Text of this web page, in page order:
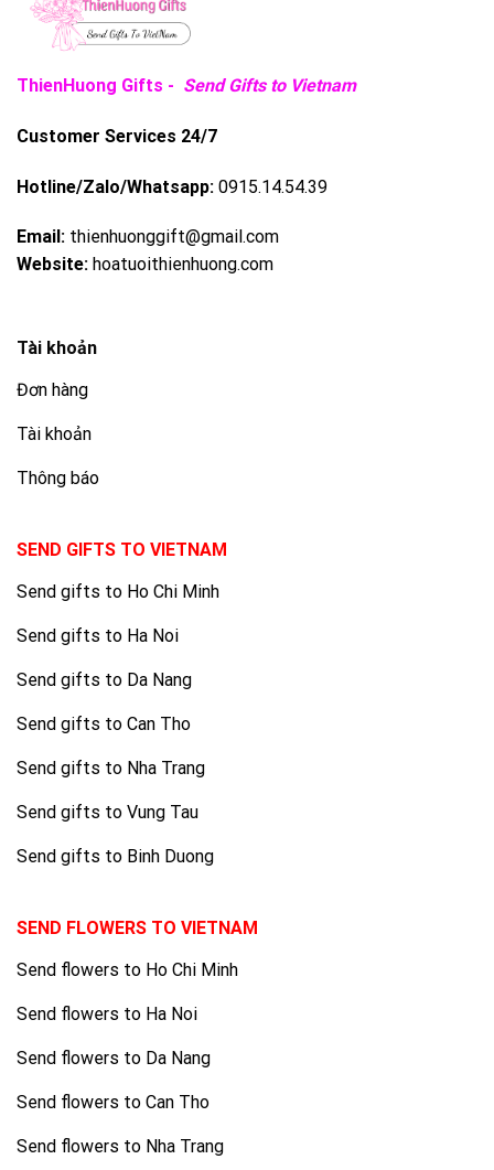
ThienHuong Gifts - Send Gifts to Vietnam
Customer Services 24/7
Hotline/Zalo/Whatsapp: 0915.14.54.39
Email: thienhuonggift@gmail.com
Website: hoatuoithienhuong.com
Tài khoản
Đơn hàng
Tài khoản
Thông báo
SEND GIFTS TO VIETNAM
Send gifts to Ho Chi Minh
Send gifts to Ha Noi
Send gifts to Da Nang
Send gifts to Can Tho
Send gifts to Nha Trang
Send gifts to Vung Tau
Send gifts to Binh Duong
SEND FLOWERS TO VIETNAM
Send flowers to Ho Chi Minh
Send flowers to Ha Noi
Send flowers to Da Nang
Send flowers to Can Tho
Send flowers to Nha Trang